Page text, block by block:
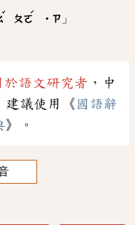
ˇ
ㄆㄛ
ˊ
˙ㄗ 」
於語文研究者 ，中
建議使用《 國語辭
》。